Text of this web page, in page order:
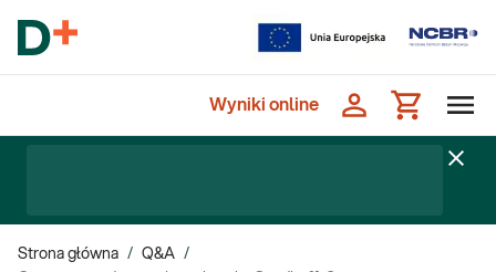
Wyniki online
Strona główna / Q&A /